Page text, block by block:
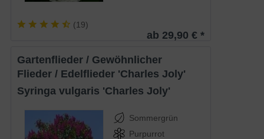
(19)
ab 29,90 € *
Gartenflieder / Gewöhnlicher
Flieder / Edelflieder 'Charles Joly'
Syringa vulgaris 'Charles Joly'
Sommergrün
Purpurrot